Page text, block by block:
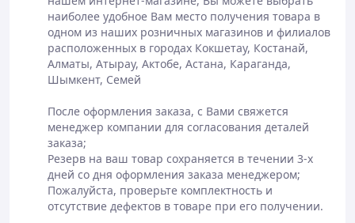
Оформление
заказа на сайте
Полная
предоплата
магазине
Самовывоз или
доставка
курьерскими
службами СДЕК,
Доставка до
магазина АСКОМ
наиболее удобное Вам место получения товара в
одном из наших розничных магазинов и филиалов
расположенных в городах Кокшетау, Костанай,
Алматы, Атырау, Актобе, Астана, Караганда,
Шымкент, Семей
После оформления заказа, с Вами свяжется
менеджер компании для согласования деталей
заказа;
Резерв на ваш товар сохраняется в течении 3-х
дней со дня оформления заказа менеджером;
Пожалуйста, проверьте комплектность и
отсутствие дефектов в товаре при его получении.